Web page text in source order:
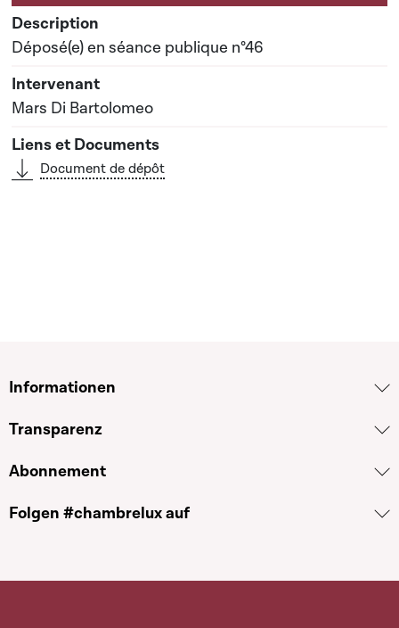
Déposé(e) en séance publique n°46
Mars Di Bartolomeo
Document de dépôt
Informationen
Transparenz
Abonnement
Folgen #chambrelux auf